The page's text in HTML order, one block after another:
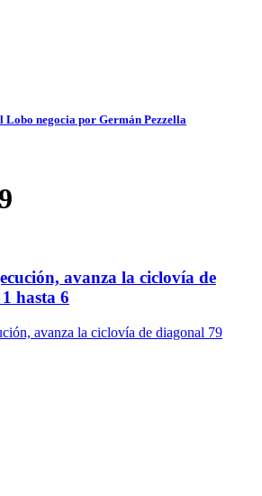
Lobo negocia por Germán Pezzella
avanza la ciclovía de
hasta 6